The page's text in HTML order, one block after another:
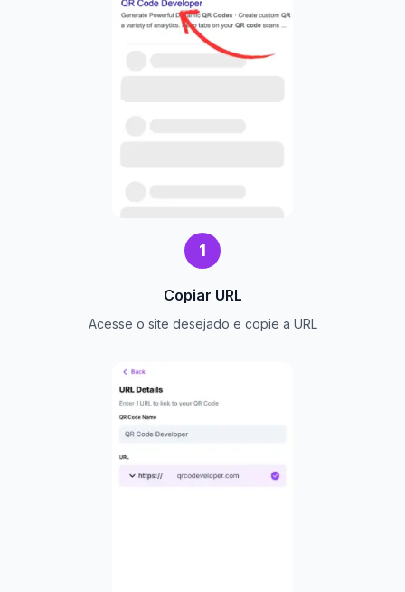
1
Copiar URL
Acesse o site desejado e copie a URL